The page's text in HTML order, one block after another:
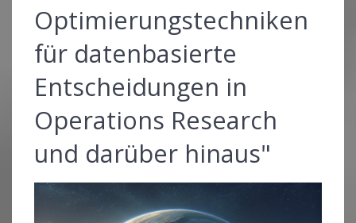
Optimierungstechniken
für datenbasierte
Entscheidungen in
Operations Research
und darüber hinaus"